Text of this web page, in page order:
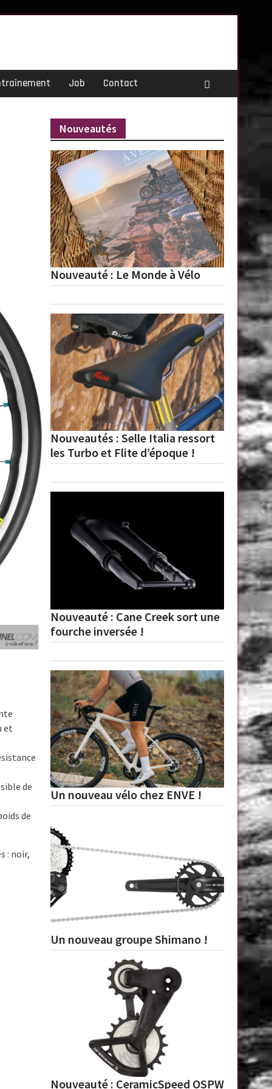
Job Contact
et
de
de
: noir,
Nouveautés
Nouveauté : Le Monde à Vélo
Nouveautés : Selle Italia ressort
les Turbo et Flite d’époque !
Nouveauté : Cane Creek sort une
fourche inversée !
Un nouveau vélo chez ENVE !
Un nouveau groupe Shimano !
Nouveauté : CeramicSpeed OSPW